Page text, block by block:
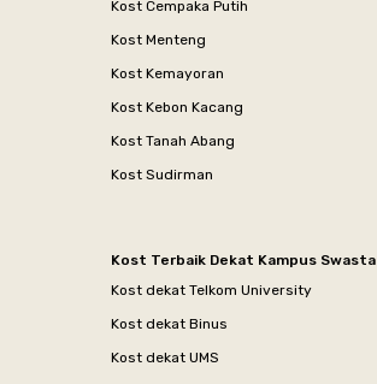
Kost Cempaka Putih
Kost Menteng
Kost Kemayoran
Kost Kebon Kacang
Kost Tanah Abang
Kost Sudirman
Kost Terbaik Dekat Kampus Swasta
Kost dekat Telkom University
Kost dekat Binus
Kost dekat UMS